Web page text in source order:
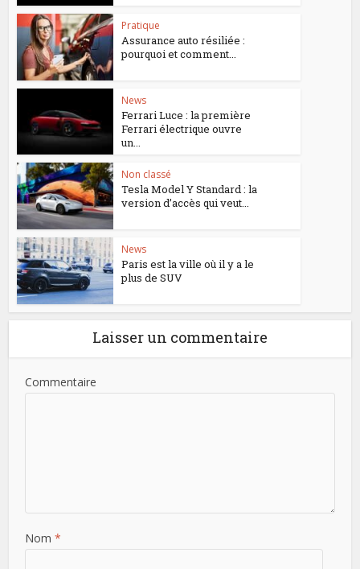
Pratique
Assurance auto résiliée :
pourquoi et comment...
News
Ferrari Luce : la première
Ferrari électrique ouvre
un...
Non classé
Tesla Model Y Standard : la
version d’accès qui veut...
News
Paris est la ville où il y a le
plus de SUV
Laisser un commentaire
Commentaire
Nom*